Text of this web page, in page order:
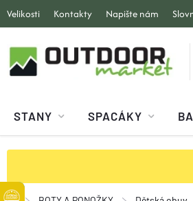
Přejít
na
obsah
Velikosti Kontakty Napište nám
STANY SPACÁKY